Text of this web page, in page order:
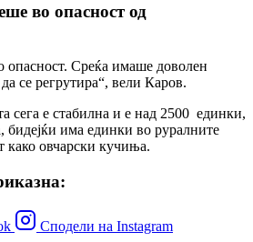
во опасност од
опасност. Среќа имаше доволен
се регрутира“, вели Каров.
сега е стабилна и е над 2500 единки,
бидејќи има единки во руралните
како овчарски кучиња.
Сподели на Instagram